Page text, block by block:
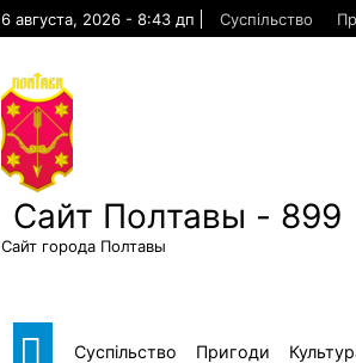
6 августа, 2026 - 8:43 дп Суспільство
Сайт Полтавы - 899
Сайт города Полтавы
Суспільство Пригоди